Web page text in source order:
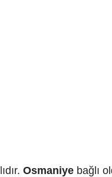
Osmaniye bağlı